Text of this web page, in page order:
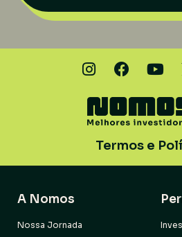
Termos e
A Nomos
Nossa Jornada